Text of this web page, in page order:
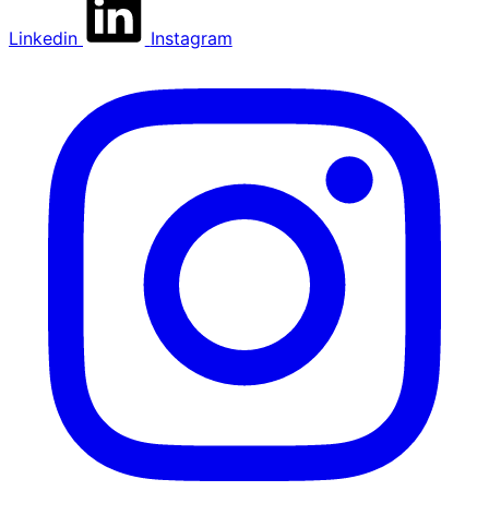
Linkedin Instagram